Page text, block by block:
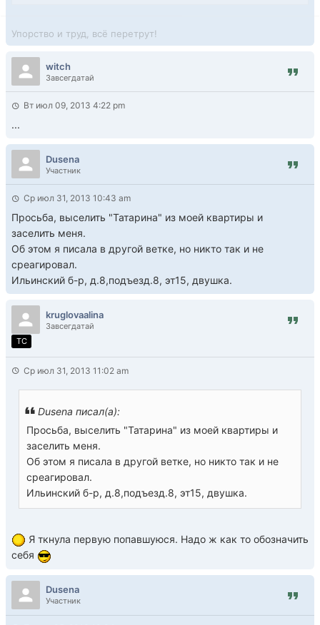
Упорство и труд, всё перетрут!
witch
Завсегдатай
Вт июл 09, 2013 4:22 pm
...
Dusena
Участник
Ср июл 31, 2013 10:43 am
Просьба, выселить "Татарина" из моей квартиры и
заселить меня.
Об этом я писала в другой ветке, но никто так и не
среагировал.
Ильинский б-р, д.8,подъезд.8, эт15, двушка.
kruglovaalina
Завсегдатай
TC
Ср июл 31, 2013 11:02 am
Dusena писал(а):
Просьба, выселить "Татарина" из моей квартиры и
заселить меня.
Об этом я писала в другой ветке, но никто так и не
среагировал.
Ильинский б-р, д.8,подъезд.8, эт15, двушка.
Я ткнула первую попавшуюся. Надо ж как то обозначить
себя
Dusena
Участник